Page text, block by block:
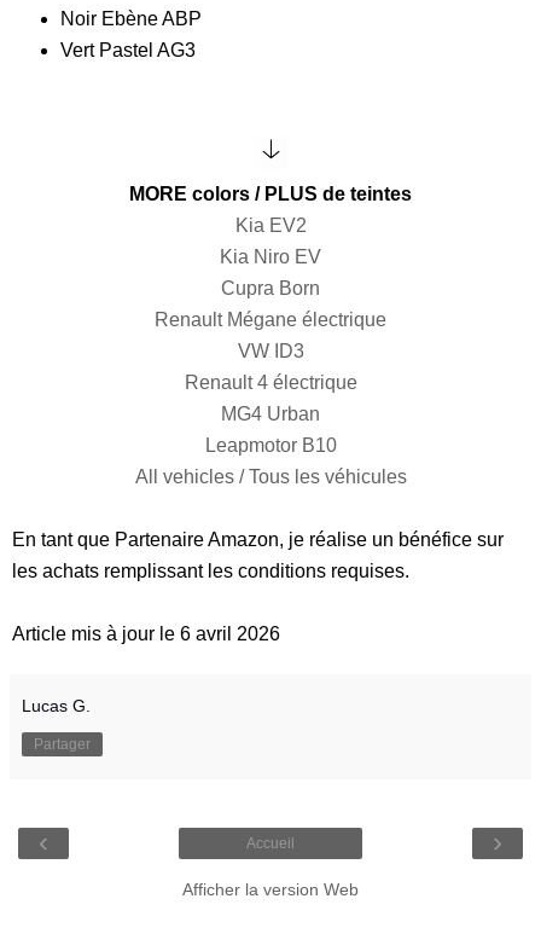
Noir Ebène ABP
Vert Pastel AG3
MORE colors / PLUS de teintes
Kia EV2
Kia Niro EV
Cupra Born
Renault Mégane électrique
VW ID3
Renault 4 électrique
MG4 Urban
Leapmotor B10
All vehicles / Tous les véhicules
En tant que Partenaire Amazon, je réalise un bénéfice sur
les achats remplissant les conditions requises.
Article mis à jour le 6 avril 2026
Lucas G.
Partager
‹ ›
Accueil
Afficher la version Web